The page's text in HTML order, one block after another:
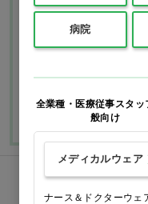
返品・交換につい
て
よくあるご質問
病院
全業種・医療従事スタッ
般向け
メディカルウェア
ナース＆ドクターウェ